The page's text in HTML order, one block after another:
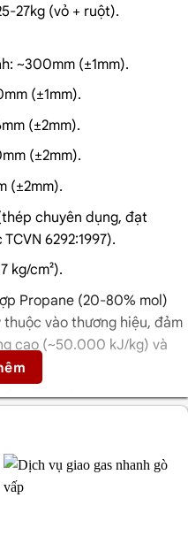
27kg (vỏ + ruột).
~300mm (±1mm).
(±1mm).
(±2mm).
(±2mm).
(±2mm).
chuyên dụng, đạt
6292:1997).
kg/cm²).
Propane (20-80% mol)
vào thương hiệu, đảm
cao (~50.000 kJ/kg) và
định bởi cơ quan nhà